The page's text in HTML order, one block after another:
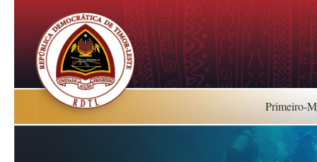
Primeiro-